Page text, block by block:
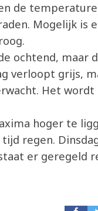
de
Mogelijk is
ochtend, maar
verloopt grijs,
Het
hoger te
regen.
er geregeld